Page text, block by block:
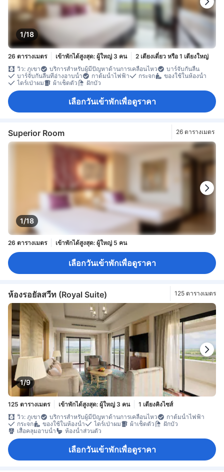
1/18
26 ตารางเมตร เข้าพักได้สูงสุด: ผู้ใหญ่ 3 คน
2 เตียงเดี่ยว หรือ 1 เตียงใหญ่
วิว: ภูเขา
บริการสำหรับผู้มีปัญหาด้านการเคลื่อนไหว
บาร์จับกันลื่น
บาร์จับกันลื่นที่อ่างอาบน้ำ
กาต้มน้ำไฟฟ้า กระจก
ของใช้ในห้องน้ำ
ไดร์เป่าผม
ผ้าเช็ดตัว ฝักบัว
เลือกวันเข้าพักเพื่อดูราคา
Superior Room 26 ตารางเมตร
1/18
26 ตารางเมตร เข้าพักได้สูงสุด: ผู้ใหญ่ 5 คน
เลือกวันเข้าพักเพื่อดูราคา
ห้องรอยัลสวีท (Royal Suite) 125 ตารางเมตร
1/9
125 ตารางเมตร เข้าพักได้สูงสุด: ผู้ใหญ่ 3 คน
1 เตียงคิงไซส์
วิว: ภูเขา
บริการสำหรับผู้มีปัญหาด้านการเคลื่อนไหว
กาต้มน้ำไฟฟ้า
กระจก
ของใช้ในห้องน้ำ ไดร์เป่าผม ผ้าเช็ดตัว
ฝักบัว
เสื้อคลุมอาบน้ำ
ห้องน้ำส่วนตัว
เลือกวันเข้าพักเพื่อดูราคา